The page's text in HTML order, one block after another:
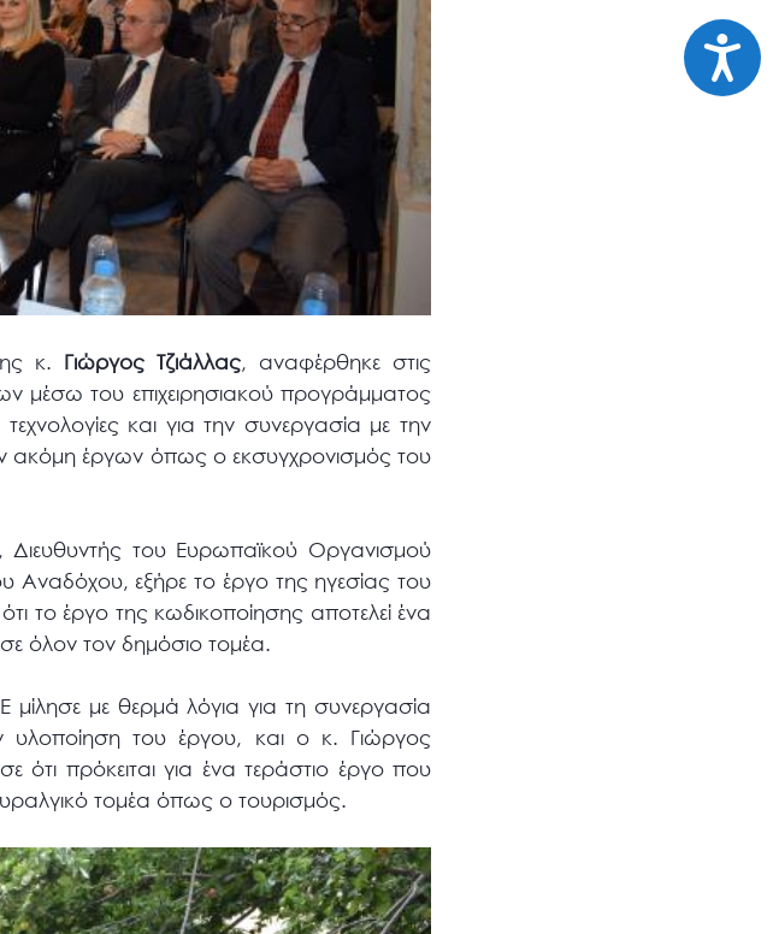
κ. Γιώργος Τζιάλλας, αναφέρθηκε στις
μέσω του επιχειρησιακού προγράμματος
και για την συνεργασία με την
ακόμη έργων όπως ο εκσυγχρονισμός του
του Ευρωπαϊκού Οργανισμού
Αναδόχου, εξήρε το έργο της ηγεσίας του
το έργο της κωδικοποίησης αποτελεί ένα
όλον τον δημόσιο τομέα.
με θερμά λόγια για τη συνεργασία
υλοποίηση του έργου, και ο κ. Γιώργος
ότι πρόκειται για ένα τεράστιο έργο που
τομέα όπως ο τουρισμός.